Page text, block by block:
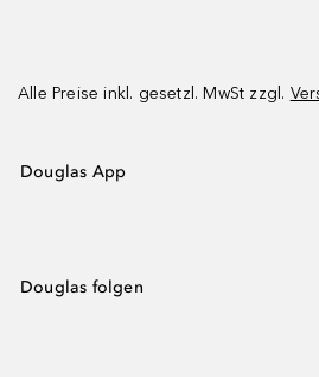
Alle Preise inkl. gesetzl. MwSt zzgl.
Douglas App
Douglas folgen